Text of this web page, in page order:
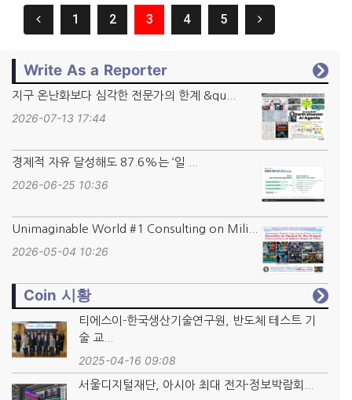
1 2 3 4 5
Write As a Reporter
지구 온난화보다 심각한 전문가의 한계 &qu...
2026-07-13 17:44
경제적 자유 달성해도 87.6%는 ‘일 ...
2026-06-25 10:36
Unimaginable World #1 Consulting on Mili...
2026-05-04 10:26
Coin 시황
티에스이-한국생산기술연구원, 반도체 테스트 기
술 교...
2025-04-16 09:08
서울디지털재단, 아시아 최대 전자·정보박람회...